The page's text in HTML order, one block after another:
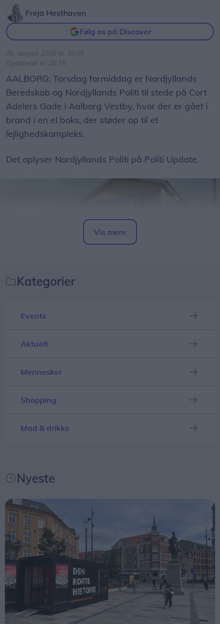
Freja Hesthaven
Følg os på Discover
06. august 2026 kl. 10.05
Opdateret kl. 10.19
AALBORG: Torsdag formiddag er Nordjyllands
Beredskab og Nordjyllands Politi til stede på Cort
Adelers Gade i Aalborg Vestby, hvor der er gået i
brand i en el boks, der støder op til et
lejlighedskompleks.
Det oplyser Nordjyllands Politi på Politi Update.
Alle borgere i området bedes søge væk fra røgen,
Vis mere
Kategorier
Events
Aktuelt
Mennesker
Shopping
Mad & drikke
Nyeste